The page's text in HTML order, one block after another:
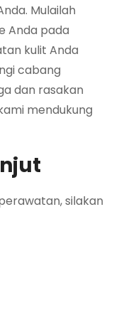
Mulailah
Anda pada
kulit Anda
cabang
dan rasakan
mendukung
silakan